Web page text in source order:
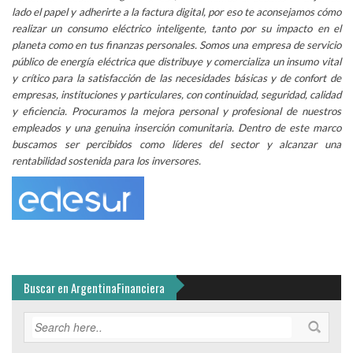
lado el papel y adherirte a la factura digital, por eso te aconsejamos cómo
realizar un consumo eléctrico inteligente, tanto por su impacto en el
planeta como en tus finanzas personales. Somos una empresa de servicio
público de energía eléctrica que distribuye y comercializa un insumo vital
y crítico para la satisfacción de las necesidades básicas y de confort de
empresas, instituciones y particulares, con continuidad, seguridad, calidad
y eficiencia. Procuramos la mejora personal y profesional de nuestros
empleados y una genuina inserción comunitaria. Dentro de este marco
buscamos ser percibidos como líderes del sector y alcanzar una
rentabilidad sostenida para los inversores.
Buscar en ArgentinaFinanciera